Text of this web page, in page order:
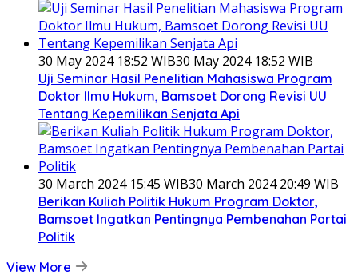
30 May 2024 18:52 WIB30 May 2024 18:52 WIB
Uji Seminar Hasil Penelitian Mahasiswa Program
Doktor Ilmu Hukum, Bamsoet Dorong Revisi UU
Tentang Kepemilikan Senjata Api
30 March 2024 15:45 WIB30 March 2024 20:49 WIB
Berikan Kuliah Politik Hukum Program Doktor,
Bamsoet Ingatkan Pentingnya Pembenahan Partai
Politik
View More